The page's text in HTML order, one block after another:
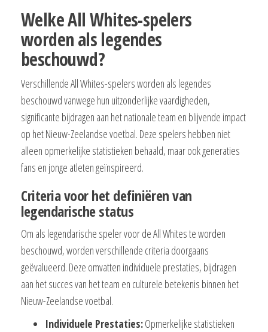
Welke All Whites-spelers
worden als legendes
beschouwd?
Verschillende All Whites-spelers worden als legendes
beschouwd vanwege hun uitzonderlijke vaardigheden,
significante bijdragen aan het nationale team en blijvende impact
op het Nieuw-Zeelandse voetbal. Deze spelers hebben niet
alleen opmerkelijke statistieken behaald, maar ook generaties
fans en jonge atleten geïnspireerd.
Criteria voor het definiëren van
legendarische status
Om als legendarische speler voor de All Whites te worden
beschouwd, worden verschillende criteria doorgaans
geëvalueerd. Deze omvatten individuele prestaties, bijdragen
aan het succes van het team en culturele betekenis binnen het
Nieuw-Zeelandse voetbal.
Individuele Prestaties:Opmerkelijke statistieken